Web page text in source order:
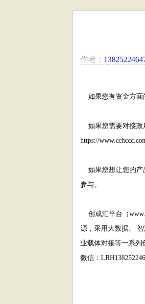
作者：
如果您有资金方面
如果您需要对接政
https://
如果您想让您的产
参与。
创成汇平台（
源，采用大数据、
业载体对接等一系列
微信：